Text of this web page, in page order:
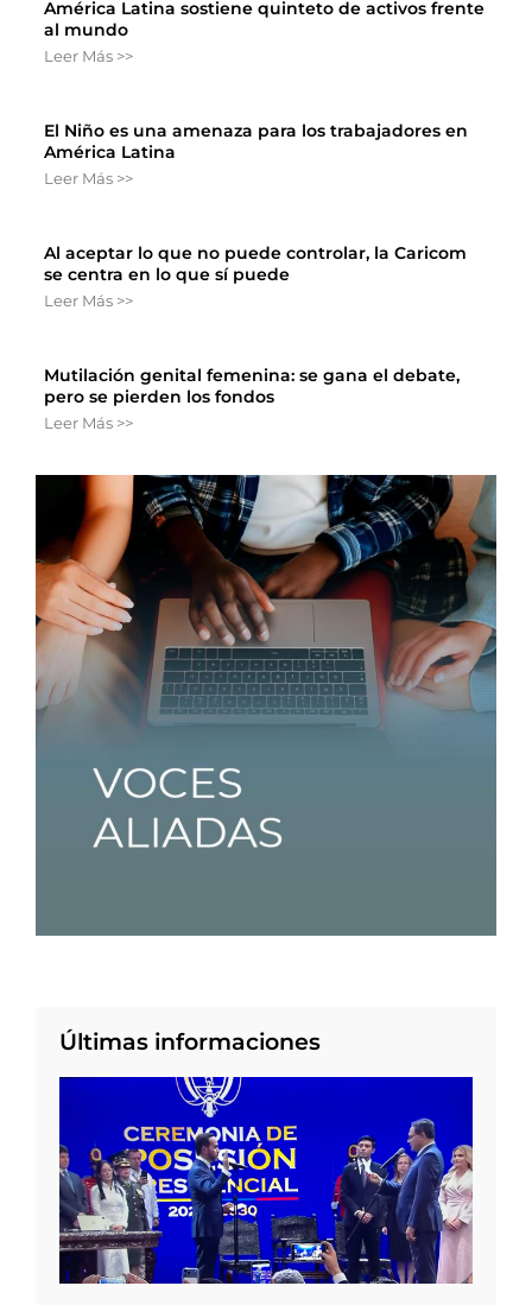
América Latina sostiene quinteto de activos frente
al mundo
Leer Más >>
El Niño es una amenaza para los trabajadores en
América Latina
Leer Más >>
Al aceptar lo que no puede controlar, la Caricom
se centra en lo que sí puede
Leer Más >>
Mutilación genital femenina: se gana el debate,
pero se pierden los fondos
Leer Más >>
Últimas informaciones